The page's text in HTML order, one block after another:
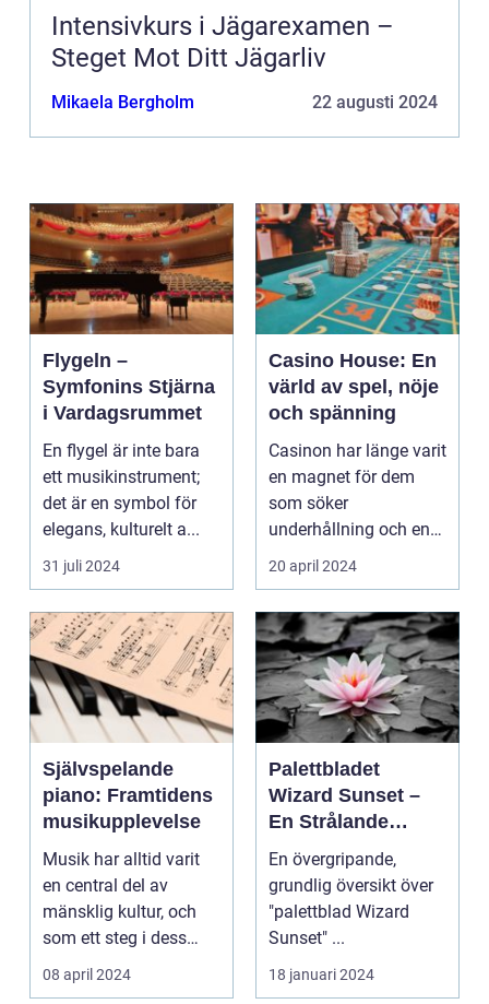
Intensivkurs i Jägarexamen –
Steget Mot Ditt Jägarliv
Mikaela Bergholm 22 augusti 2024
Flygeln –
Symfonins Stjärna
i Vardagsrummet
En flygel är inte bara
ett musikinstrument;
det är en symbol för
elegans, kulturelt a...
31 juli 2024
Casino House: En
värld av spel, nöje
och spänning
Casinon har länge varit
en magnet för dem
som söker
underhållning och en
chans ...
20 april 2024
Självspelande
piano: Framtidens
musikupplevelse
Musik har alltid varit
en central del av
mänsklig kultur, och
som ett steg i dess
kontinuerliga...
08 april 2024
Palettbladet
Wizard Sunset –
En Strålande
Fördelning av
Färger
En övergripande,
grundlig översikt över
"palettblad Wizard
Sunset" ...
18 januari 2024